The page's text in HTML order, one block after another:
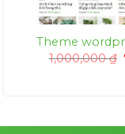
Theme
1,000,000₫